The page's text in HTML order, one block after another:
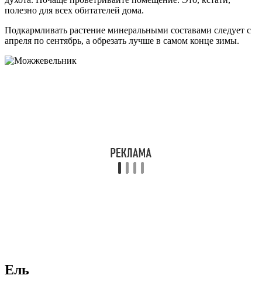
полезно для всех обитателей дома.
Подкармливать растение минеральными составами следует с
апреля по сентябрь, а обрезать лучше в самом конце зимы.
Ель